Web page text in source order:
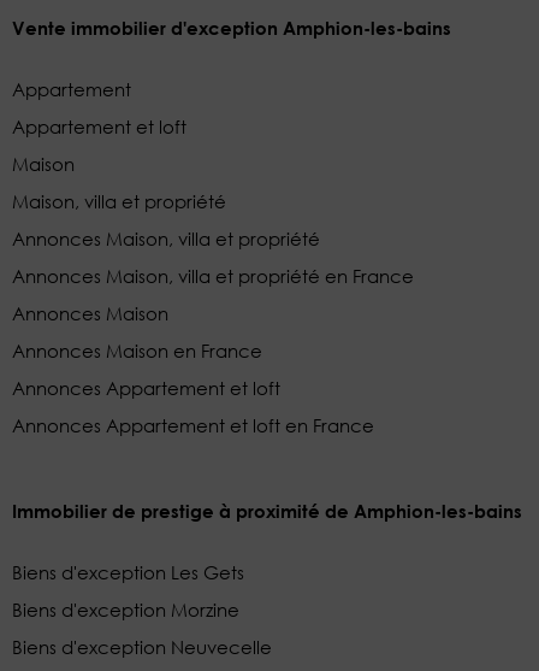
Vente immobilier d'exception Amphion-les-bains
Appartement
Appartement et loft
Maison
Maison, villa et propriété
Annonces Maison, villa et propriété
Annonces Maison, villa et propriété en France
Annonces Maison
Annonces Maison en France
Annonces Appartement et loft
Annonces Appartement et loft en France
Immobilier de prestige à proximité de Amphion-les-bains
Biens d'exception Les Gets
Biens d'exception Morzine
Biens d'exception Neuvecelle